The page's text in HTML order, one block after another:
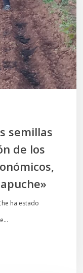
semillas
de los
ha estado